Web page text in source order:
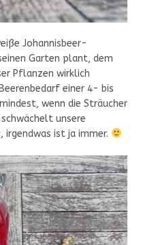
Johannisbeer-
Garten plant, dem
Pflanzen wirklich
einer 4- bis
wenn die Sträucher
unsere
irgendwas ist ja immer.